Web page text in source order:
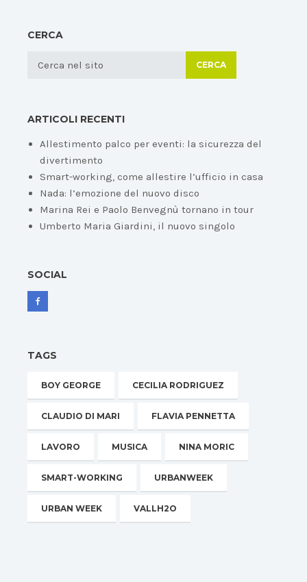
CERCA
CERCA
ARTICOLI RECENTI
Allestimento palco per eventi: la sicurezza del
divertimento
Smart-working, come allestire l’ufficio in casa
Nada: l’emozione del nuovo disco
Marina Rei e Paolo Benvegnù tornano in tour
Umberto Maria Giardini, il nuovo singolo
SOCIAL
TAGS
BOY GEORGE CECILIA RODRIGUEZ
CLAUDIO DI MARI FLAVIA PENNETTA
LAVORO MUSICA NINA MORIC
SMART-WORKING URBANWEEK
URBAN WEEK VALLH2O